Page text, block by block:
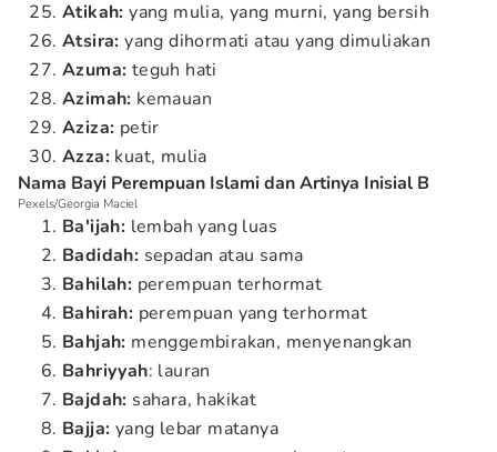
Atikah: yang mulia, yang murni, yang bersih
Atsira: yang dihormati atau yang dimuliakan
Azuma: teguh hati
Azimah: kemauan
Aziza: petir
Azza: kuat, mulia
Nama Bayi Perempuan Islami dan Artinya Inisial B
Pexels/Georgia Maciel
Ba'ijah: lembah yang luas
Badidah: sepadan atau sama
Bahilah: perempuan terhormat
Bahirah: perempuan yang terhormat
Bahjah: menggembirakan, menyenangkan
Bahriyyah: lauran
Bajdah: sahara, hakikat
Bajja: yang lebar matanya